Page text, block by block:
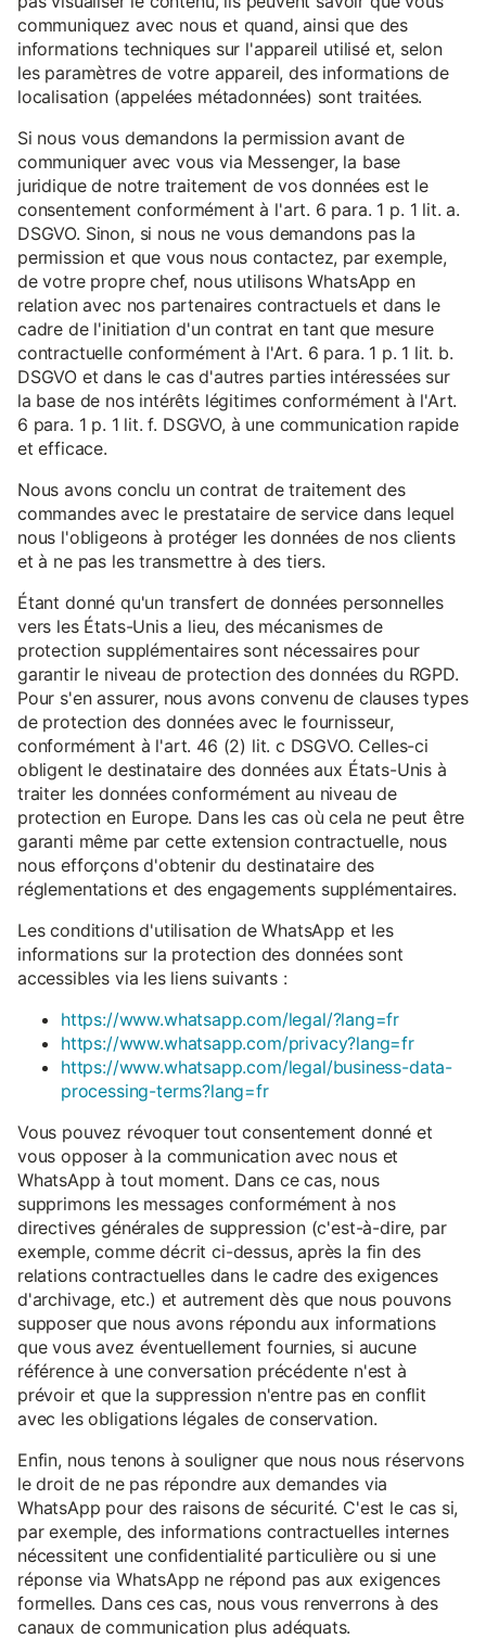
communiquez avec nous et quand, ainsi que des
informations techniques sur l'appareil utilisé et, selon
les paramètres de votre appareil, des informations de
localisation (appelées métadonnées) sont traitées.
Si nous vous demandons la permission avant de
communiquer avec vous via Messenger, la base
juridique de notre traitement de vos données est le
consentement conformément à l'art. 6 para. 1 p. 1 lit. a.
DSGVO. Sinon, si nous ne vous demandons pas la
permission et que vous nous contactez, par exemple,
de votre propre chef, nous utilisons WhatsApp en
relation avec nos partenaires contractuels et dans le
cadre de l'initiation d'un contrat en tant que mesure
contractuelle conformément à l'Art. 6 para. 1 p. 1 lit. b.
DSGVO et dans le cas d'autres parties intéressées sur
la base de nos intérêts légitimes conformément à l'Art.
6 para. 1 p. 1 lit. f. DSGVO, à une communication rapide
et efficace.
Nous avons conclu un contrat de traitement des
commandes avec le prestataire de service dans lequel
nous l'obligeons à protéger les données de nos clients
et à ne pas les transmettre à des tiers.
Étant donné qu'un transfert de données personnelles
vers les États-Unis a lieu, des mécanismes de
protection supplémentaires sont nécessaires pour
garantir le niveau de protection des données du RGPD.
Pour s'en assurer, nous avons convenu de clauses types
de protection des données avec le fournisseur,
conformément à l'art. 46 (2) lit. c DSGVO. Celles-ci
obligent le destinataire des données aux États-Unis à
traiter les données conformément au niveau de
protection en Europe. Dans les cas où cela ne peut être
garanti même par cette extension contractuelle, nous
nous efforçons d'obtenir du destinataire des
réglementations et des engagements supplémentaires.
Les conditions d'utilisation de WhatsApp et les
informations sur la protection des données sont
accessibles via les liens suivants :
https://www.whatsapp.com/legal/?lang=fr
https://www.whatsapp.com/privacy?lang=fr
https://www.whatsapp.com/legal/business-data-
processing-terms?lang=fr
Vous pouvez révoquer tout consentement donné et
vous opposer à la communication avec nous et
WhatsApp à tout moment. Dans ce cas, nous
supprimons les messages conformément à nos
directives générales de suppression (c'est-à-dire, par
exemple, comme décrit ci-dessus, après la fin des
relations contractuelles dans le cadre des exigences
d'archivage, etc.) et autrement dès que nous pouvons
supposer que nous avons répondu aux informations
que vous avez éventuellement fournies, si aucune
référence à une conversation précédente n'est à
prévoir et que la suppression n'entre pas en conflit
avec les obligations légales de conservation.
Enfin, nous tenons à souligner que nous nous réservons
le droit de ne pas répondre aux demandes via
WhatsApp pour des raisons de sécurité. C'est le cas si,
par exemple, des informations contractuelles internes
nécessitent une confidentialité particulière ou si une
réponse via WhatsApp ne répond pas aux exigences
formelles. Dans ces cas, nous vous renverrons à des
canaux de communication plus adéquats.